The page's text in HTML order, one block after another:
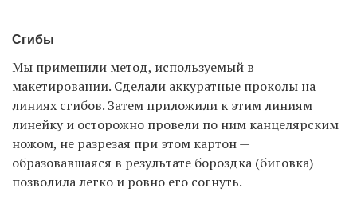
Сгибы
Мы применили метод, используемый в
макетировании. Сделали аккуратные проколы на
линиях сгибов. Затем приложили к этим линиям
линейку и осторожно провели по ним канцелярским
ножом, не разрезая при этом картон —
образовавшаяся в результате бороздка (биговка)
позволила легко и ровно его согнуть.